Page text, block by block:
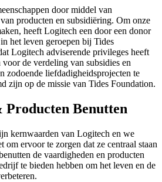
door middel van
producten en subsidiëring. Om onze
heeft Logitech een door een donor
het leven geroepen bij Tides
Logitech adviserende privileges heeft
de verdeling van subsidies en
zodoende liefdadigheidsprojecten te
zijn op de missie van Tides Foundation.
Producten Benutten
kernwaarden van Logitech en we
om ervoor te zorgen dat ze centraal staan
de vaardigheden en producten
te bieden hebben om het leven en de